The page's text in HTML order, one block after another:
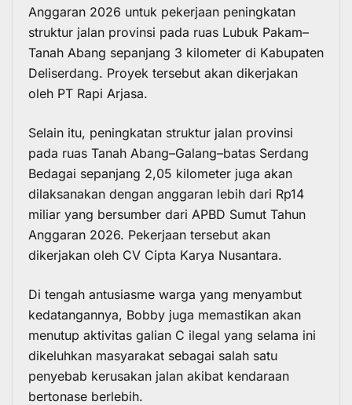
Anggaran 2026 untuk pekerjaan peningkatan
struktur jalan provinsi pada ruas Lubuk Pakam–
Tanah Abang sepanjang 3 kilometer di Kabupaten
Deliserdang. Proyek tersebut akan dikerjakan
oleh PT Rapi Arjasa.
Selain itu, peningkatan struktur jalan provinsi
pada ruas Tanah Abang–Galang–batas Serdang
Bedagai sepanjang 2,05 kilometer juga akan
dilaksanakan dengan anggaran lebih dari Rp14
miliar yang bersumber dari APBD Sumut Tahun
Anggaran 2026. Pekerjaan tersebut akan
dikerjakan oleh CV Cipta Karya Nusantara.
Di tengah antusiasme warga yang menyambut
kedatangannya, Bobby juga memastikan akan
menutup aktivitas galian C ilegal yang selama ini
dikeluhkan masyarakat sebagai salah satu
penyebab kerusakan jalan akibat kendaraan
bertonase berlebih.